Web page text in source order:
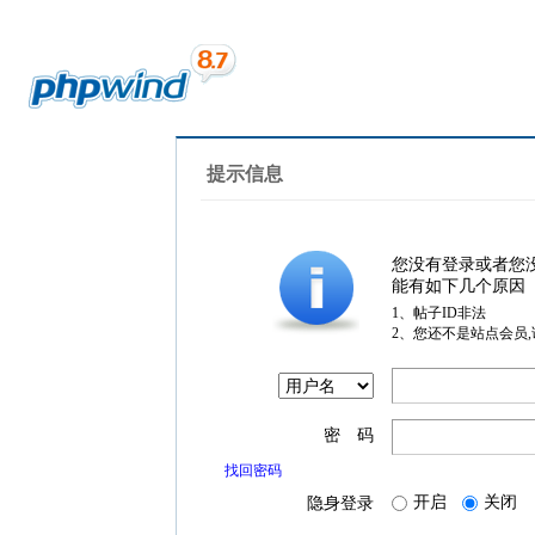
提示信息
您没有登录或者您
能有如下几个原因
1、帖子ID非法
2、您还不是站点会员
密 码
找回密码
隐身登录 开启 关闭